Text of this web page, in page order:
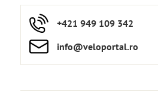
+421 949 109 342
info​​@veloportal​.ro